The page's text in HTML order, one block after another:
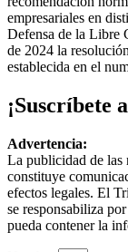
empresariales en
Defensa de la Libre
de 2024 la
establecida en el
¡Suscríbete
Advertencia:
La publicidad de las
constituye
efectos legales. El
se responsabiliza
pueda contener la